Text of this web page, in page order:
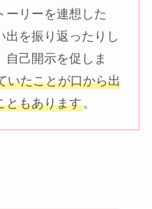
ーリーを連想した
出を振り返ったりし
自己開示を促しま
いたことが口から出
ともあります。